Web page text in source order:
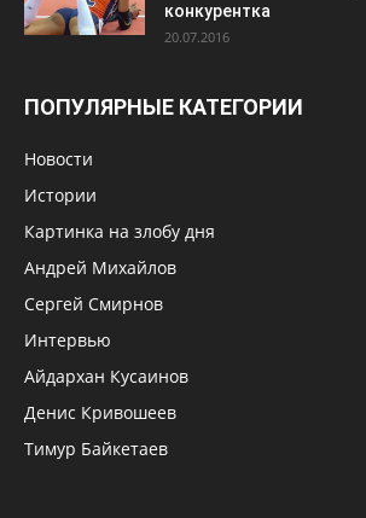
конкурентка
20.07.2016
ПОПУЛЯРНЫЕ КАТЕГОРИИ
Новости
Истории
Картинка на злобу дня
Андрей Михайлов
Сергей Смирнов
Интервью
Айдархан Кусаинов
Денис Кривошеев
Тимур Байкетаев